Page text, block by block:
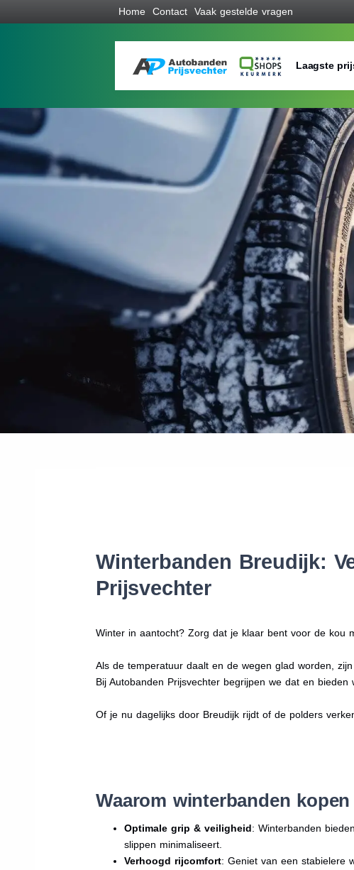
Home Contact Vaak gestelde vragen
Laagste
Winterbanden Breudijk:
Prijsvechter
Winter in aantocht? Zorg dat je klaar bent voor de kou
Als de temperatuur daalt en de wegen glad worden,
Bij Autobanden Prijsvechter begrijpen we dat en
Of je nu dagelijks door Breudijk rijdt of de polders
Waarom winterbanden
Optimale grip & veiligheid: Winterbanden
slippen minimaliseert.
Verhoogd rijcomfort: Geniet van een stabielere